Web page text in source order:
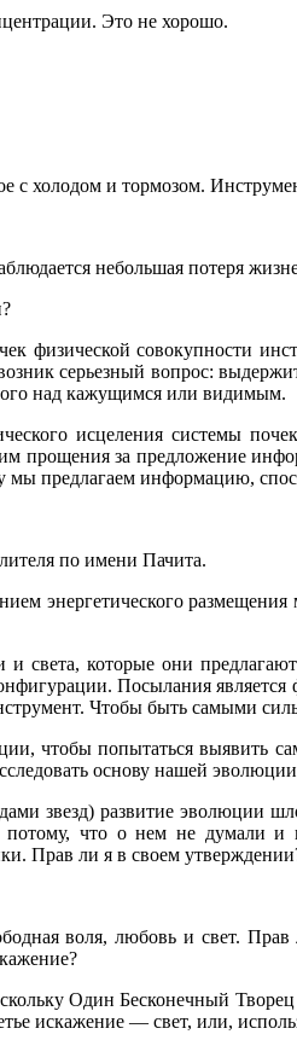
Это не хорошо.
с холодом и тормозом.
небольшая потеря
физической совокупности
серьезный вопрос:
над кажущимся или видимым.
исцеления системы
за предложение
мы предлагаем информацию,
по имени Пачита.
энергетического
которые они
Посылания
Чтобы быть самыми
чтобы попытаться выявить
основу нашей
звезд) развитие эволюции
что о нем не думали
Прав ли я в своем
воля, любовь и свет.
Один Бесконечный
искажение — свет, или,